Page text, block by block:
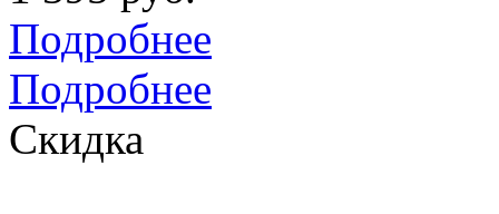
Подробнее
Подробнее
Скидка